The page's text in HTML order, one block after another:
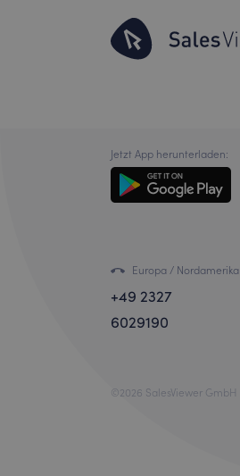
Jetzt App herunterladen:
Europa / Nordamerika
+49 2327
6029190
©2026 SalesViewer GmbH